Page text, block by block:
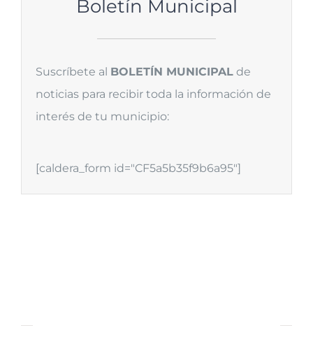
Boletín Municipal
Suscríbete al BOLETÍN MUNICIPAL de
noticias para recibir toda la información de
interés de tu municipio:
[caldera_form id="CF5a5b35f9b6a95"]